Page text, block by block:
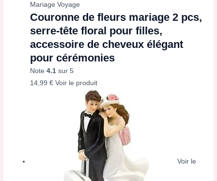
Mariage Voyage
Couronne de fleurs mariage 2 pcs,
serre-tête floral pour filles,
accessoire de cheveux élégant
pour cérémonies
Note4.1 sur 5
14,99€ Voir le produit
Voir le